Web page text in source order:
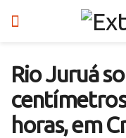
Rio Juruá
horas, em